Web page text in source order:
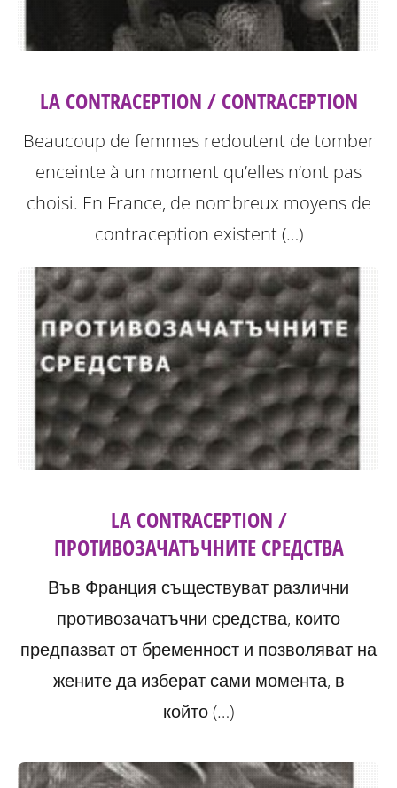
LA CONTRACEPTION / CONTRACEPTION
Beaucoup de femmes redoutent de tomber
enceinte à un moment qu’elles n’ont pas
choisi. En France, de nombreux moyens de
contraception existent (…)
LA CONTRACEPTION /
ПРОТИВОЗАЧАТЪЧНИТЕ СРЕДСТВА
Във Франция съществуват различни
противозачатъчни средства, които
предпазват от бременност и позволяват на
жените да изберат сами момента, в
който (…)